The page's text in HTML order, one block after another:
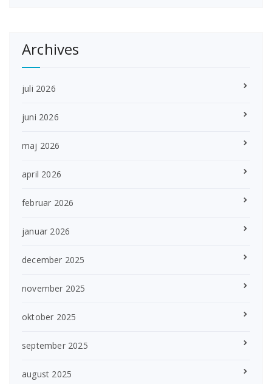
Archives
juli 2026
juni 2026
maj 2026
april 2026
februar 2026
januar 2026
december 2025
november 2025
oktober 2025
september 2025
august 2025